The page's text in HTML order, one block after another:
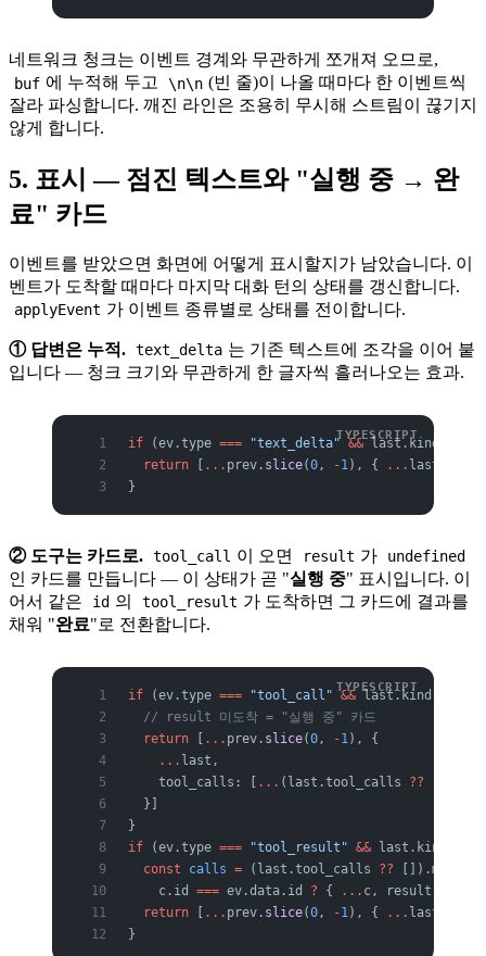
네트워크 청크는 이벤트 경계와 무관하게 쪼개져 오므로,
buf 에 누적해 두고 \n\n (빈 줄)이 나올 때마다 한 이벤트씩
잘라 파싱합니다. 깨진 라인은 조용히 무시해 스트림이 끊기지
않게 합니다.
5. 표시 — 점진 텍스트와 "실행 중 → 완
료" 카드
이벤트를 받았으면 화면에 어떻게 표시할지가 남았습니다. 이
벤트가 도착할 때마다 마지막 대화 턴의 상태를 갱신합니다.
applyEvent 가 이벤트 종류별로 상태를 전이합니다.
① 답변은 누적. text_delta 는 기존 텍스트에 조각을 이어 붙
입니다 — 청크 크기와 무관하게 한 글자씩 흘러나오는 효과.
if (ev.type === "text_delta" && last.kind
  return
... prev. slice(0, -1), { ... last,
}
② 도구는 카드로. tool_call 이 오면 result 가 undefined
인 카드를 만듭니다 — 이 상태가 곧 "실행 중" 표시입니다. 이
어서 같은
id 의 tool_result 가 도착하면 그 카드에 결과를
채워 "완료"로 전환합니다.
if (ev.type === "tool_call" && last.kind
  // result 미도착 = "실행 중" 카드
  return
... prev. slice(0, -1), {
    ...
last,
    tool_calls: [
... (last.tool_calls ??
  }]
}
if (ev.type === "tool_result" && last.kind
  const
calls = (last.tool_calls ?? []).map
    c.id
=== ev.data.id ? { ... c, result:
  return
... prev. slice(0, -1), { ... last,
}